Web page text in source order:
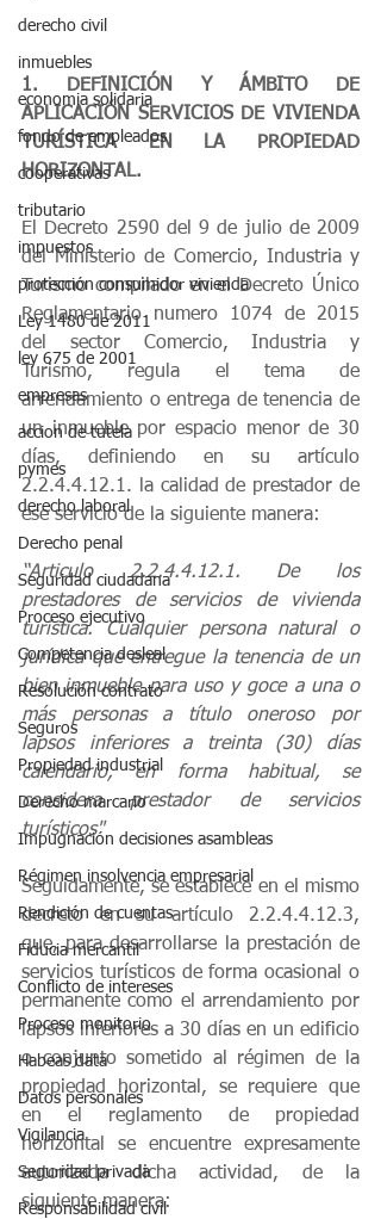
derecho civil
inmuebles
economia solidaria
fondo de empleados
cooperativas
tributario
impuestos
protección consumidor vivienda
Ley 1480 de 2011
ley 675 de 2001
empresas
accion de tutela
pymes
derecho laboral
Derecho penal
Seguridad ciudadana
Proceso ejecutivo
Competencia desleal
Resolución contrato
Seguros
Propiedad industrial
Derecho marcario
Impugnación decisiones asambleas
Régimen insolvencia empresarial
Rendición de cuentas
Fiducia mercantil
Conflicto de intereses
Proceso monitorio
Habeas data
Datos personales
Vigilancia
Seguridad privada
Responsabilidad civil
1. DEFINICIÓN Y ÁMBITO DE
APLICACIÓN SERVICIOS DE VIVIENDA
TURÍSTICA EN LA PROPIEDAD
HORIZONTAL.
El Decreto 2590 del 9 de julio de 2009
del Ministerio de Comercio, Industria y
Turismo compilado en el Decreto Único
Reglamentario numero 1074 de 2015
del sector Comercio, Industria y
Turismo, regula el tema de
arrendamiento o entrega de tenencia de
un inmueble por espacio menor de 30
días, definiendo en su artículo
2.2.4.4.12.1. la calidad de prestador de
ese servicio de la siguiente manera:
“Articulo 2.2.4.4.12.1. De los
prestadores de servicios de vivienda
turística. Cualquier persona natural o
jurídica que entregue la tenencia de un
bien inmueble para uso y goce a una o
más personas a título oneroso por
lapsos inferiores a treinta (30) días
calendario, en forma habitual, se
considera prestador de servicios
turísticos"
Seguidamente, se establece en el mismo
decreto en su artículo 2.2.4.4.12.3,
que, para desarrollarse la prestación de
servicios turísticos de forma ocasional o
permanente como el arrendamiento por
lapsos inferiores a 30 días en un edificio
o conjunto sometido al régimen de la
propiedad horizontal, se requiere que
en el reglamento de propiedad
horizontal se encuentre expresamente
autorizada dicha actividad, de la
siguiente manera: